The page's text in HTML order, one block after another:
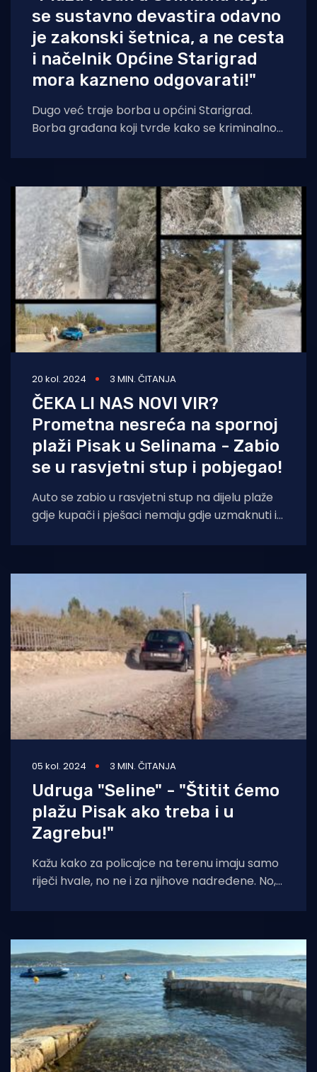
se sustavno devastira odavno
je zakonski šetnica, a ne cesta
i načelnik Općine Starigrad
mora kazneno odgovarati!"
Dugo već traje borba u općini Starigrad.
Borba građana koji tvrde kako se kriminalno
20 kol. 2024 3 MIN. ČITANJA
ČEKA LI NAS NOVI VIR?
Prometna nesreća na spornoj
plaži Pisak u Selinama - Zabio
se u rasvjetni stup i pobjegao!
Auto se zabio u rasvjetni stup na dijelu plaže
gdje kupači i pješaci nemaju gdje uzmaknuti i
05 kol. 2024 3 MIN. ČITANJA
Udruga "Seline" - "Štitit ćemo
plažu Pisak ako treba i u
Zagrebu!"
Kažu kako za policajce na terenu imaju samo
riječi hvale, no ne i za njihove nadređene. No,